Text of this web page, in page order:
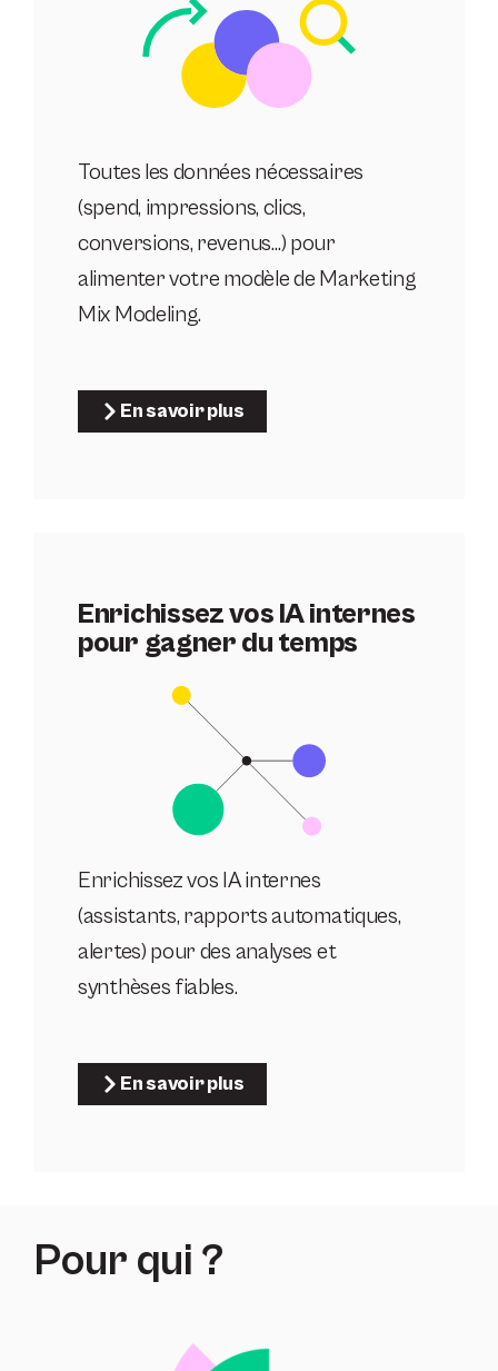
Toutes les données nécessaires
(spend, impressions, clics,
conversions, revenus…) pour
alimenter votre modèle de Marketing
Mix Modeling.
En savoir plus
Enrichissez vos IA internes
pour gagner du temps
Enrichissez vos IA internes
(assistants, rapports automatiques,
alertes) pour des analyses et
synthèses fiables.
En savoir plus
Pour qui ?